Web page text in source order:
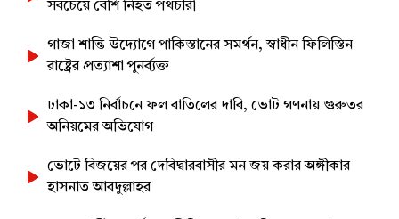
সবচেয়ে বেশি নিহত পথচারী
গাজা শান্তি উদ্যোগে পাকিস্তানের সমর্থন, স্বাধীন ফিলিস্তিন
রাষ্ট্রের প্রত্যাশা পুনর্ব্যক্ত
ঢাকা-১৩ নির্বাচনে ফল বাতিলের দাবি, ভোট গণনায় গুরুতর
অনিয়মের অভিযোগ
ভোটে বিজয়ের পর দেবিদ্বারবাসীর মন জয় করার অঙ্গীকার
হাসনাত আবদুল্লাহর